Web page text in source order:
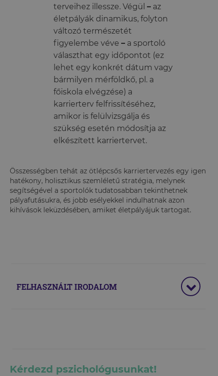
terveihez illessze. Végül – az
életpályák dinamikus, folyton
változó természetét
figyelembe véve – a sportoló
választhat egy időpontot (ez
lehet egy konkrét dátum vagy
bármilyen mérföldkő, pl. a
főiskola elvégzése) a
karrierterv felfrissítéséhez,
amikor is felülvizsgálja és
szükség esetén módosítja az
elkészített karriertervet.
Összességben tehát az ötlépcsős karriertervezés egy igen
hatékony, holisztikus szemléletű stratégia, melynek
segítségével a sportolók tudatosabban tekinthetnek
pályafutásukra, és jobb esélyekkel indulhatnak azon
kihívások leküzdésében, amiket életpályájuk tartogat.
FELHASZNÁLT IRODALOM
Kérdezd pszichológusunkat!